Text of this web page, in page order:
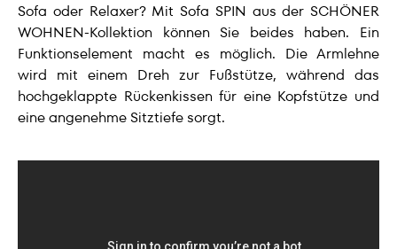
Sofa oder Relaxer? Mit Sofa SPIN aus der SCHÖNER
WOHNEN-Kollektion können Sie beides haben. Ein
Funktionselement macht es möglich. Die Armlehne
wird mit einem Dreh zur Fußstütze, während das
hochgeklappte Rückenkissen für eine Kopfstütze und
eine angenehme Sitztiefe sorgt.